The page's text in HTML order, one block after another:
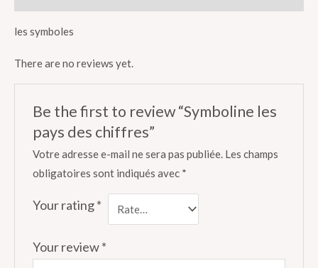
les symboles
There are no reviews yet.
Be the first to review “Symboline les
pays des chiffres”
Votre adresse e-mail ne sera pas publiée. Les champs
obligatoires sont indiqués avec *
Your rating*
Your review*